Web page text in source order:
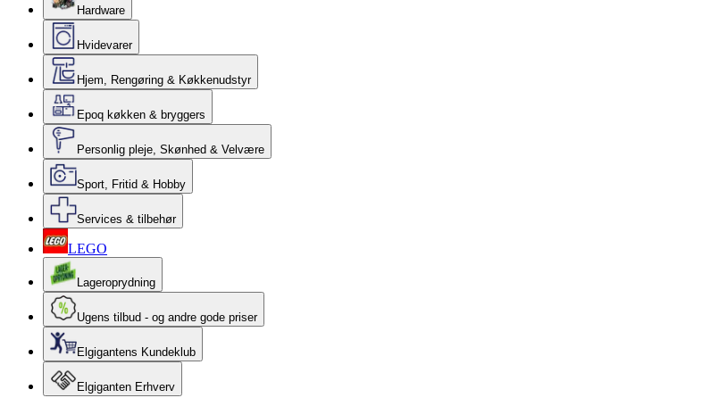
Hardware
Hvidevarer
Hjem, Rengøring & Køkkenudstyr
Epoq køkken & bryggers
Personlig pleje, Skønhed & Velvære
Sport, Fritid & Hobby
Services & tilbehør
LEGO
Lageroprydning
Ugens tilbud - og andre gode priser
Elgigantens Kundeklub
Elgiganten Erhverv